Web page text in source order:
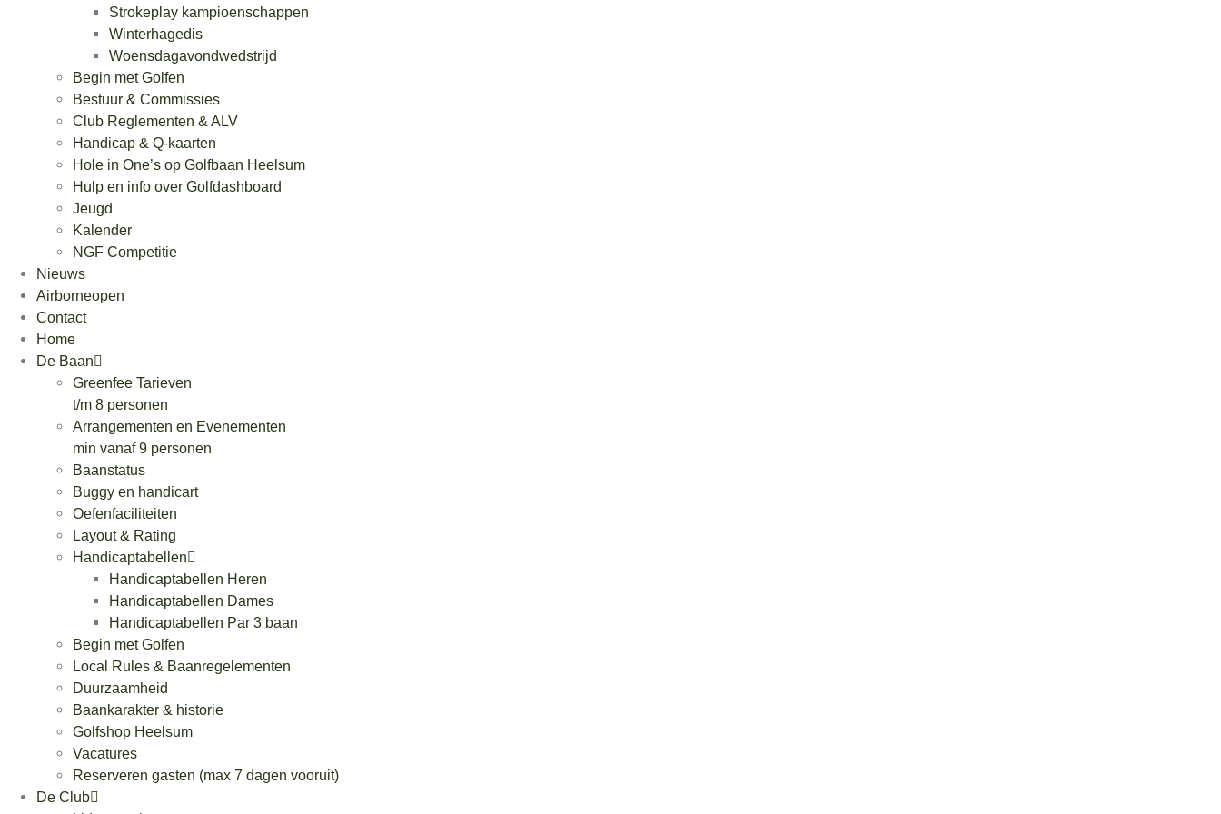
Strokeplay kampioenschappen
Winterhagedis
Woensdagavondwedstrijd
Begin met Golfen
Bestuur & Commissies
Club Reglementen & ALV
Handicap & Q-kaarten
Hole in One’s op Golfbaan Heelsum
Hulp en info over Golfdashboard
Jeugd
Kalender
NGF Competitie
Nieuws
Airborneopen
Contact
Home
De Baan
Greenfee Tarieven
t/m 8 personen
Arrangementen en Evenementen
min vanaf 9 personen
Baanstatus
Buggy en handicart
Oefenfaciliteiten
Layout & Rating
Handicaptabellen
Handicaptabellen Heren
Handicaptabellen Dames
Handicaptabellen Par 3 baan
Begin met Golfen
Local Rules & Baanregelementen
Duurzaamheid
Baankarakter & historie
Golfshop Heelsum
Vacatures
Reserveren gasten (max 7 dagen vooruit)
De Club